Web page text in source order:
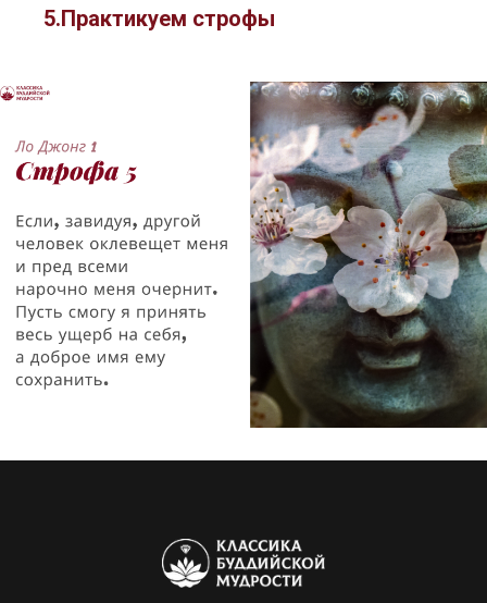
5.Практикуем строфы